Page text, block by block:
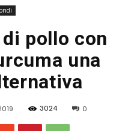
pollo con
una
3024 0